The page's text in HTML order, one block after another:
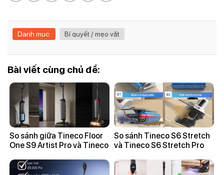
Danh mục: Bí quyết / mẹo vặt
Bài viết cùng chủ đề:
So sánh giữa Tineco Floor
One S9 Artist Pro và Tineco
So sánh Tineco S6 Stretch
và Tineco S6 Stretch Pro